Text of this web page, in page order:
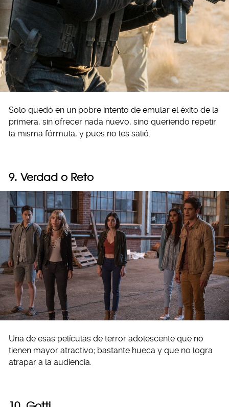
Solo quedó en un pobre intento de emular el éxito de la
primera, sin ofrecer nada nuevo, sino queriendo repetir
la misma fórmula, y pues no les salió.
9. Verdad o Reto
Una de esas películas de terror adolescente que no
tienen mayor atractivo; bastante hueca y que no logra
atrapar a la audiencia.